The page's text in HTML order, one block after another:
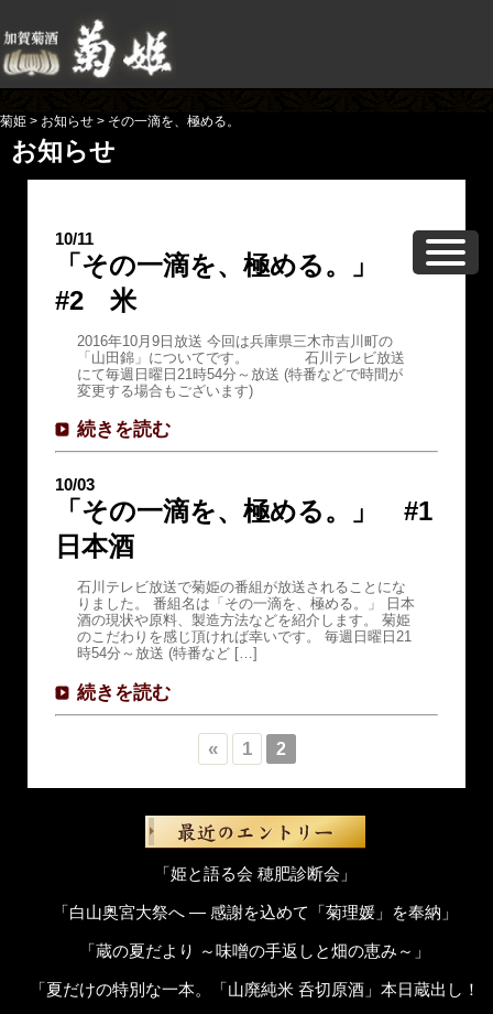
菊姫 > お知らせ > その一滴を、極める。
お知らせ
10/11
「その一滴を、極める。」
#2 米
2016年10月9日放送 今回は兵庫県三木市吉川町の
「山田錦」についてです。 石川テレビ放送
にて毎週日曜日21時54分～放送 (特番などで時間が
変更する場合もございます)
続きを読む
10/03
「その一滴を、極める。」 #1
日本酒
石川テレビ放送で菊姫の番組が放送されることにな
りました。 番組名は「その一滴を、極める。」 日本
酒の現状や原料、製造方法などを紹介します。 菊姫
のこだわりを感じ頂ければ幸いです。 毎週日曜日21
時54分～放送 (特番など […]
続きを読む
« 1 2
「姫と語る会 穂肥診断会」
「白山奥宮大祭へ ― 感謝を込めて「菊理媛」を奉納」
「蔵の夏だより ～味噌の手返しと畑の恵み～」
「夏だけの特別な一本。「山廃純米 呑切原酒」本日蔵出し！